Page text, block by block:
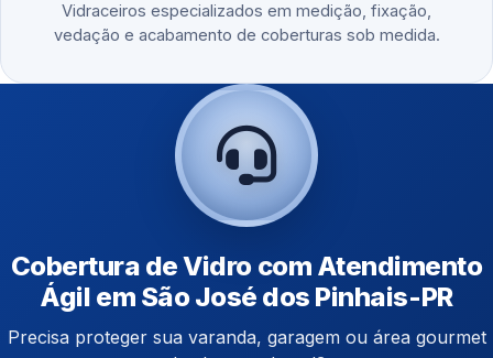
Vidraceiros especializados em medição, fixação,
vedação e acabamento de coberturas sob medida.
Cobertura de Vidro com Atendimento
Ágil em São José dos Pinhais-PR
Precisa proteger sua varanda, garagem ou área gourmet